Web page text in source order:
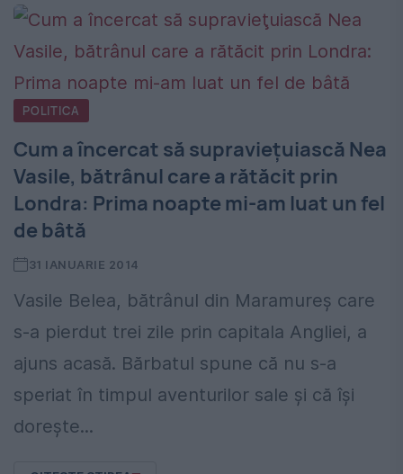
POLITICA
Cum a încercat să supravieţuiască Nea
Vasile, bătrânul care a rătăcit prin
Londra: Prima noapte mi-am luat un fel
de bâtă
31 IANUARIE 2014
Vasile Belea, bătrânul din Maramureş care
s-a pierdut trei zile prin capitala Angliei, a
ajuns acasă. Bărbatul spune că nu s-a
speriat în timpul aventurilor sale şi că îşi
doreşte...